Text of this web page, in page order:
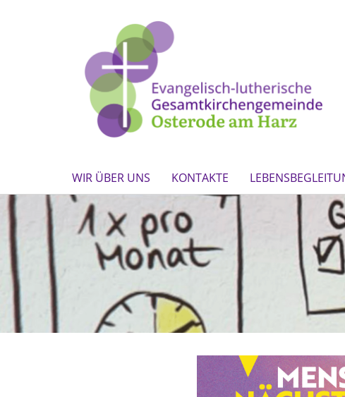
WIR ÜBER UNS KONTAKTE